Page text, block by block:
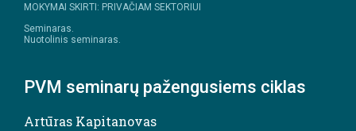
MOKYMAI SKIRTI: PRIVAČIAM SEKTORIUI
Seminaras.
Nuotolinis seminaras.
PVM seminarų pažengusiems ciklas
Artūras Kapitanovas